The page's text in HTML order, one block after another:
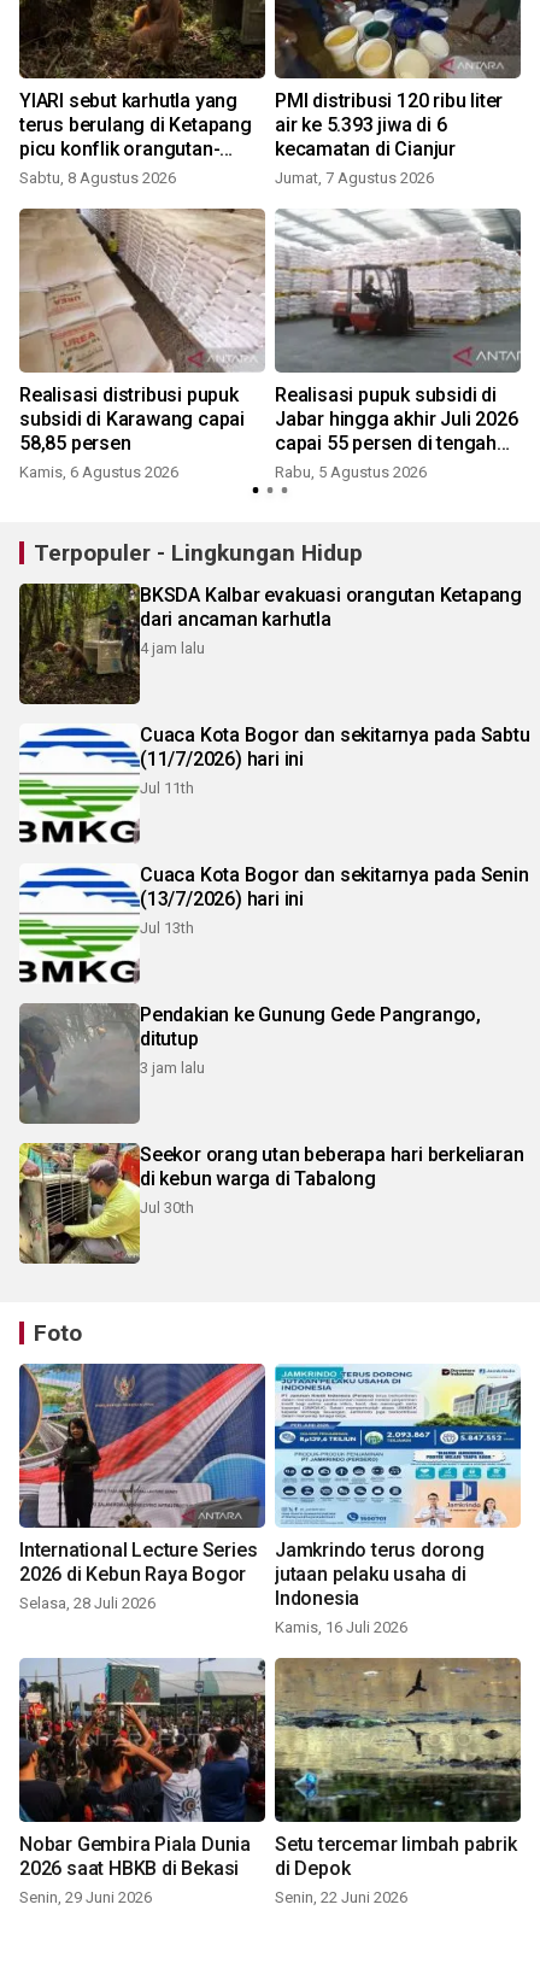
YIARI sebut karhutla yang
terus berulang di Ketapang
picu konflik orangutan-
warga
Sabtu, 8 Agustus 2026
PMI distribusi 120 ribu liter
air ke 5.393 jiwa di 6
kecamatan di Cianjur
Jumat, 7 Agustus 2026
Realisasi distribusi pupuk
subsidi di Karawang capai
58,85 persen
Kamis, 6 Agustus 2026
Realisasi pupuk subsidi di
Jabar hingga akhir Juli 2026
capai 55 persen di tengah
kemarau
Rabu, 5 Agustus 2026
Terpopuler - Lingkungan Hidup
BKSDA Kalbar evakuasi orangutan Ketapang
dari ancaman karhutla
4 jam lalu
Cuaca Kota Bogor dan sekitarnya pada Sabtu
(11/7/2026) hari ini
Jul 11th
Cuaca Kota Bogor dan sekitarnya pada Senin
(13/7/2026) hari ini
Jul 13th
Pendakian ke Gunung Gede Pangrango,
ditutup
3 jam lalu
Seekor orang utan beberapa hari berkeliaran
di kebun warga di Tabalong
Jul 30th
Foto
International Lecture Series
2026 di Kebun Raya Bogor
Selasa, 28 Juli 2026
Jamkrindo terus dorong
jutaan pelaku usaha di
Indonesia
Kamis, 16 Juli 2026
Nobar Gembira Piala Dunia
2026 saat HBKB di Bekasi
Senin, 29 Juni 2026
Setu tercemar limbah pabrik
di Depok
Senin, 22 Juni 2026